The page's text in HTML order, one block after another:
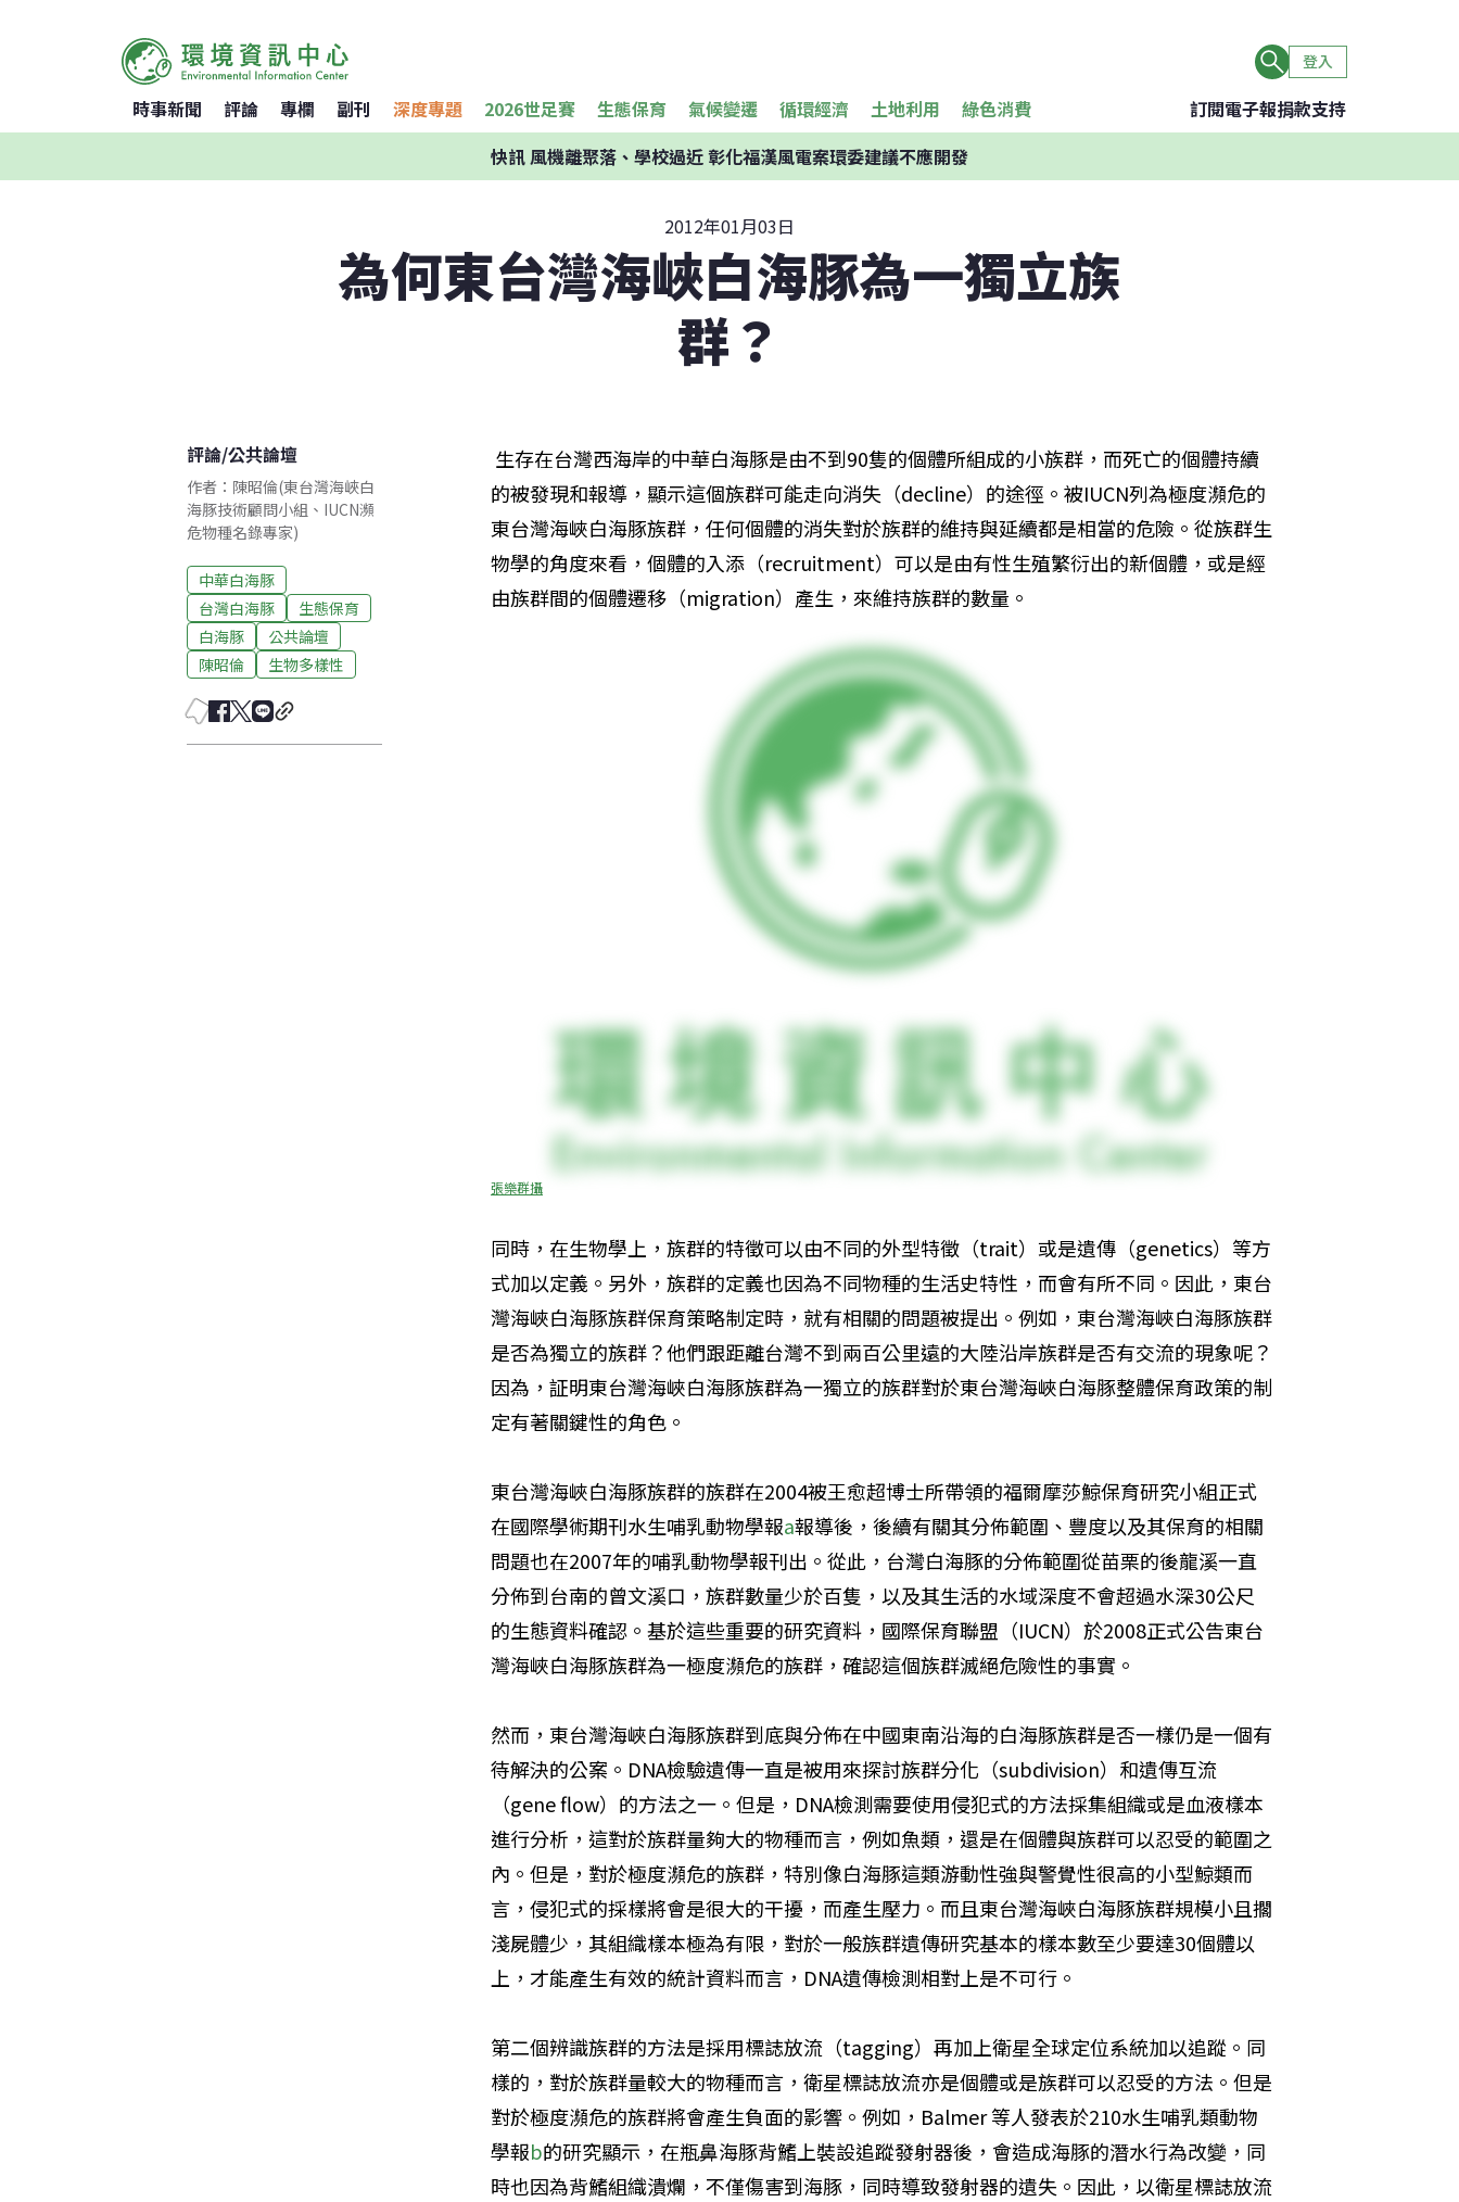
登入
時事新聞 評論 專欄 副刊 深度專題 2026世足賽 生態保育 氣候變遷 循環經濟 土地利用 綠色消費 訂閱電子報捐款支持
快訊風機離聚落、學校過近 彰化福漢風電案環委建議不應開發
2012年01月03日
為何東台灣海峽白海豚為一獨立族
群？
評論/公共論壇
作者：陳昭倫(東台灣海峽白
海豚技術顧問小組、IUCN瀕
危物種名錄專家)
中華白海豚
台灣白海豚
生態保育
白海豚
公共論壇
陳昭倫
生物多樣性
生存在台灣西海岸的中華白海豚是由不到90隻的個體所組成的小族群，而死亡的個體持續
的被發現和報導，顯示這個族群可能走向消失（decline）的途徑。被IUCN列為極度瀕危的
東台灣海峽白海豚族群，任何個體的消失對於族群的維持與延續都是相當的危險。從族群生
物學的角度來看，個體的入添（recruitment）可以是由有性生殖繁衍出的新個體，或是經
由族群間的個體遷移（migration）產生，來維持族群的數量。
張樂群攝
同時，在生物學上，族群的特徵可以由不同的外型特徵（trait）或是遺傳（genetics）等方
式加以定義。另外，族群的定義也因為不同物種的生活史特性，而會有所不同。因此，東台
灣海峽白海豚族群保育策略制定時，就有相關的問題被提出。例如，東台灣海峽白海豚族群
是否為獨立的族群？他們跟距離台灣不到兩百公里遠的大陸沿岸族群是否有交流的現象呢？
因為，証明東台灣海峽白海豚族群為一獨立的族群對於東台灣海峽白海豚整體保育政策的制
定有著關鍵性的角色。
東台灣海峽白海豚族群的族群在2004被王愈超博士所帶領的福爾摩莎鯨保育研究小組正式
在國際學術期刊水生哺乳動物學報a報導後，後續有關其分佈範圍、豐度以及其保育的相關
問題也在2007年的哺乳動物學報刊出。從此，台灣白海豚的分佈範圍從苗栗的後龍溪一直
分佈到台南的曾文溪口，族群數量少於百隻，以及其生活的水域深度不會超過水深30公尺
的生態資料確認。基於這些重要的研究資料，國際保育聯盟（IUCN）於2008正式公告東台
灣海峽白海豚族群為一極度瀕危的族群，確認這個族群滅絕危險性的事實。
然而，東台灣海峽白海豚族群到底與分佈在中國東南沿海的白海豚族群是否一樣仍是一個有
待解決的公案。DNA檢驗遺傳一直是被用來探討族群分化（subdivision）和遺傳互流
（gene flow）的方法之一。但是，DNA檢測需要使用侵犯式的方法採集組織或是血液樣本
進行分析，這對於族群量夠大的物種而言，例如魚類，還是在個體與族群可以忍受的範圍之
內。但是，對於極度瀕危的族群，特別像白海豚這類游動性強與警覺性很高的小型鯨類而
言，侵犯式的採樣將會是很大的干擾，而產生壓力。而且東台灣海峽白海豚族群規模小且擱
淺屍體少，其組織樣本極為有限，對於一般族群遺傳研究基本的樣本數至少要達30個體以
上，才能產生有效的統計資料而言，DNA遺傳檢測相對上是不可行。
第二個辨識族群的方法是採用標誌放流（tagging）再加上衛星全球定位系統加以追蹤。同
樣的，對於族群量較大的物種而言，衛星標誌放流亦是個體或是族群可以忍受的方法。但是
對於極度瀕危的族群將會產生負面的影響。例如，Balmer 等人發表於210水生哺乳類動物
學報b的研究顯示，在瓶鼻海豚背鰭上裝設追蹤發射器後，會造成海豚的潛水行為改變，同
時也因為背鰭組織潰爛，不僅傷害到海豚，同時導致發射器的遺失。因此，以衛星標誌放流